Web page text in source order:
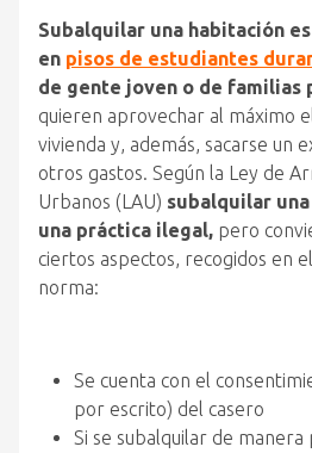
Subalquilar una habitación
en pisos de estudiantes
de gente joven o de familias
quieren aprovechar al máximo
vivienda y, además, sacarse un
otros gastos. Según la Ley de
Urbanos (LAU) subalquilar
una práctica ilegal, pero
ciertos aspectos, recogidos en
norma:
Se cuenta con el
por escrito) del casero
Si se subalquilar de manera